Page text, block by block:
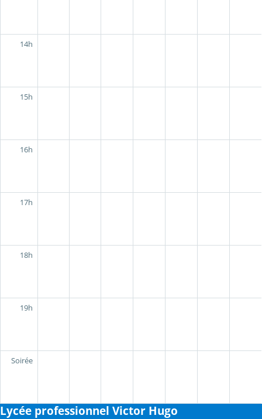
14h
15h
16h
17h
18h
19h
Soirée
Lycée professionnel Victor Hugo